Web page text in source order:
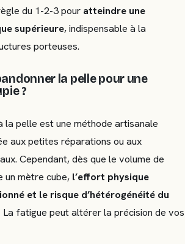
du 1-2-3 pour atteindre une
supérieure, indispensable à la
porteuses.
la pelle pour une
?
la pelle est une méthode artisanale
aux petites réparations ou aux
Cependant, dès que le volume de
un mètre cube, l’effort physique
et le risque d’hétérogénéité du
La fatigue peut altérer la précision de vos